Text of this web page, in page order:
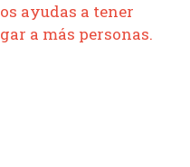
ayudas a tener
a más personas.